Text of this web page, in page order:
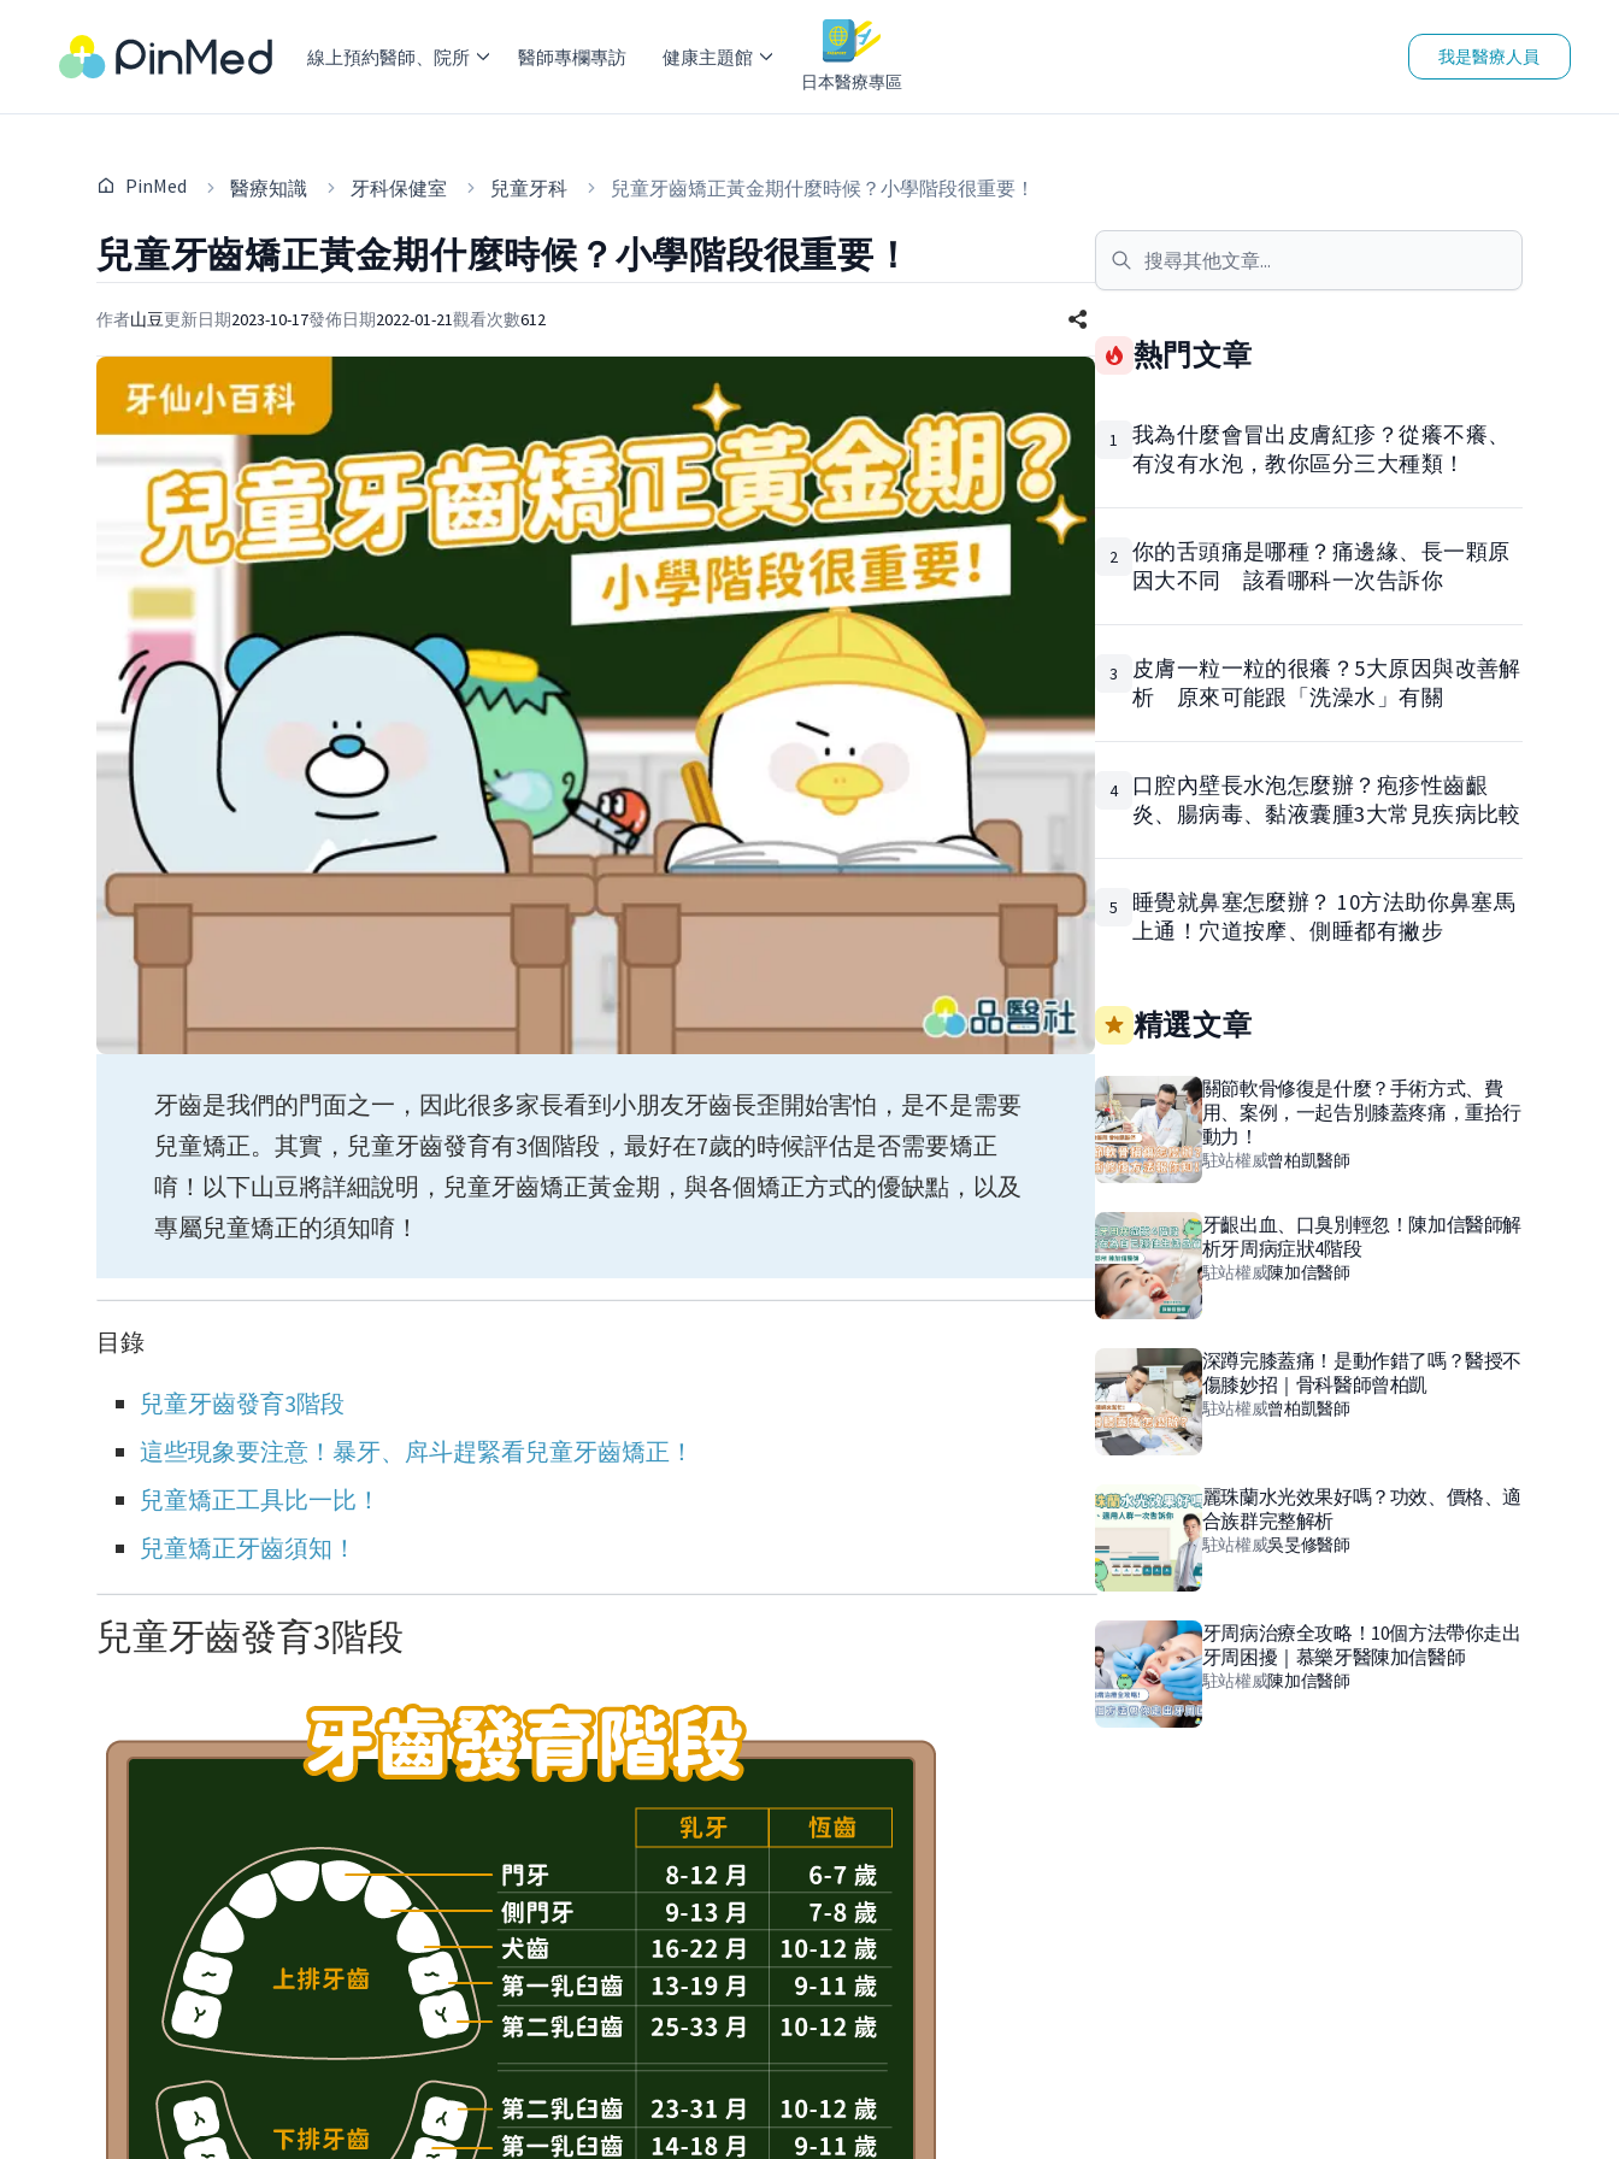
線上預約醫師、院所 醫師專欄專訪 健康主題館
日本醫療專區
我是醫療人員
PinMed 醫療知識 牙科保健室 兒童牙科 兒童牙齒矯正黃金期什麼時候？小學階段很重要！
兒童牙齒矯正黃金期什麼時候？小學階段很重要！
作者山豆更新日期2023-10-17發佈日期2022-01-21觀看次數612
牙齒是我們的門面之一，因此很多家長看到小朋友牙齒長歪開始害怕，是不是需要
兒童矯正。其實，兒童牙齒發育有3個階段，最好在7歲的時候評估是否需要矯正
唷！以下山豆將詳細說明，兒童牙齒矯正黃金期，與各個矯正方式的優缺點，以及
專屬兒童矯正的須知唷！
目錄
兒童牙齒發育3階段
這些現象要注意！暴牙、戽斗趕緊看兒童牙齒矯正！
兒童矯正工具比一比！
兒童矯正牙齒須知！
兒童牙齒發育3階段
熱門文章
1
我為什麼會冒出皮膚紅疹？從癢不癢、
有沒有水泡，教你區分三大種類！
2
你的舌頭痛是哪種？痛邊緣、長一顆原
因大不同 該看哪科一次告訴你
3
皮膚一粒一粒的很癢？5大原因與改善解
析 原來可能跟「洗澡水」有關
4
口腔內壁長水泡怎麼辦？疱疹性齒齦
炎、腸病毒、黏液囊腫3大常見疾病比較
5
睡覺就鼻塞怎麼辦？ 10方法助你鼻塞馬
上通！穴道按摩、側睡都有撇步
精選文章
關節軟骨修復是什麼？手術方式、費
用、案例，一起告別膝蓋疼痛，重拾行
動力！
駐站權威曾柏凱醫師
牙齦出血、口臭別輕忽！陳加信醫師解
析牙周病症狀4階段
駐站權威陳加信醫師
深蹲完膝蓋痛！是動作錯了嗎？醫授不
傷膝妙招｜骨科醫師曾柏凱
駐站權威曾柏凱醫師
麗珠蘭水光效果好嗎？功效、價格、適
合族群完整解析
駐站權威吳旻修醫師
牙周病治療全攻略！10個方法帶你走出
牙周困擾｜慕樂牙醫陳加信醫師
駐站權威陳加信醫師